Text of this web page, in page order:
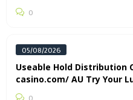
0
05/08/2026
Useable Hold Distribution
casino.com/ AU Try Your
0